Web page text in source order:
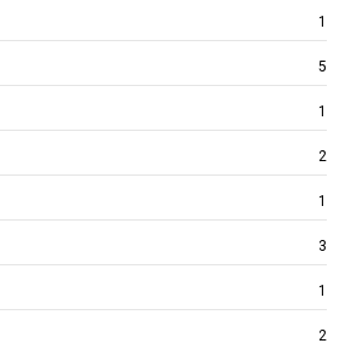
1
5
1
2
1
3
1
2